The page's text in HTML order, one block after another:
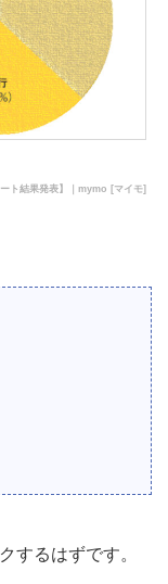
ト結果発表】｜mymo [マイモ]
するはずです。